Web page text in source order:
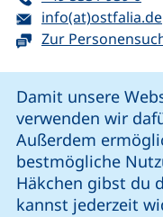
Damit unsere
verwenden wir
Außerdem
bestmögliche
Häkchen gibst du
kannst jederzeit
E-Mail:
info(at)ostfalia.de
Zur
unsere Facebook-
unsere
Cookie-